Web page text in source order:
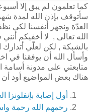
كما تعلمون لم يبق إلا
سأتوقف بإذن الله لمدة
العدّة ونجهز أنفسنا لكي
الله تعالى , لا أخفيكم
بالشبكة , لكن لعلّي أتدارك
وأسأل الله أن يوفقنا في
متابعتي على مدونة أسامة
هناك بعض المواضيع أود أن
أول إصابة بإنفلونزا
رحمهم الله رحمة